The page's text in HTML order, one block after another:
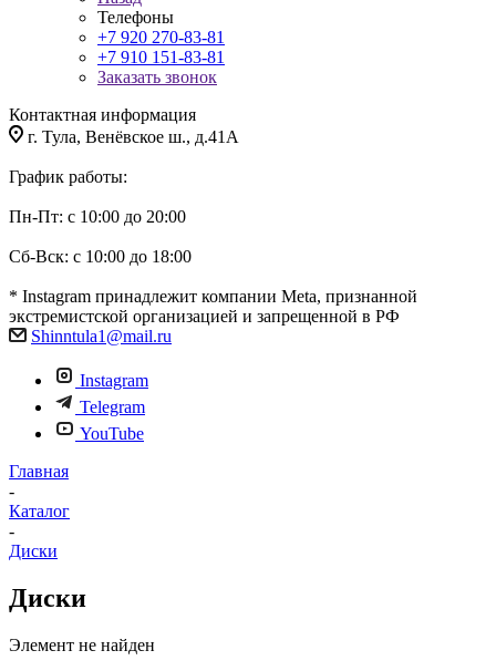
Телефоны
+7 920 270-83-81
+7 910 151-83-81
Заказать звонок
Контактная информация
г. Тула, Венёвское ш., д.41А
График работы:
Пн-Пт: с 10:00 до 20:00
Сб-Вск: с 10:00 до 18:00
* Instagram принадлежит компании Meta, признанной
экстремистской организацией и запрещенной в РФ
Shinntula1@mail.ru
Instagram
Telegram
YouTube
Главная
-
Каталог
-
Диски
Диски
Элемент не найден